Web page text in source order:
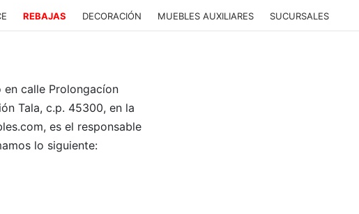
REBAJAS DECORACIÓN MUEBLES AUXILIARES SUCURSALES
en calle Prolongacíon
Tala, c.p. 45300, en la
es el responsable
lo siguiente: